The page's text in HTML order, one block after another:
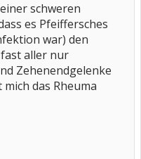
schweren
es Pfeiffersches
war) den
aller nur
Zehenendgelenke
das Rheuma